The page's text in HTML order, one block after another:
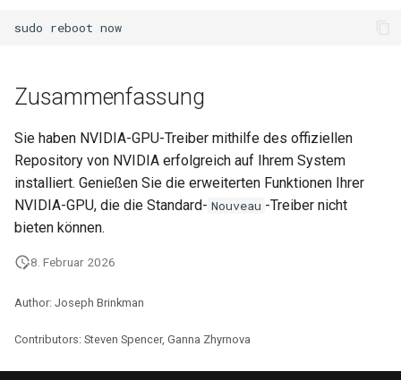
sudo reboot
Zusammenfassung
Sie haben NVIDIA-GPU-Treiber mithilfe des offiziellen
Repository von NVIDIA erfolgreich auf Ihrem System
installiert. Genießen Sie die erweiterten Funktionen Ihrer
NVIDIA-GPU, die die Standard- Nouveau -Treiber nicht
bieten können.
8. Februar 2026
Author: Joseph Brinkman
Contributors: Steven Spencer, Ganna Zhyrnova